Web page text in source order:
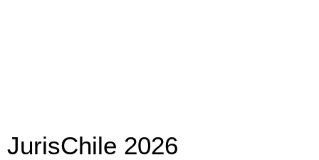
JurisChile 2026